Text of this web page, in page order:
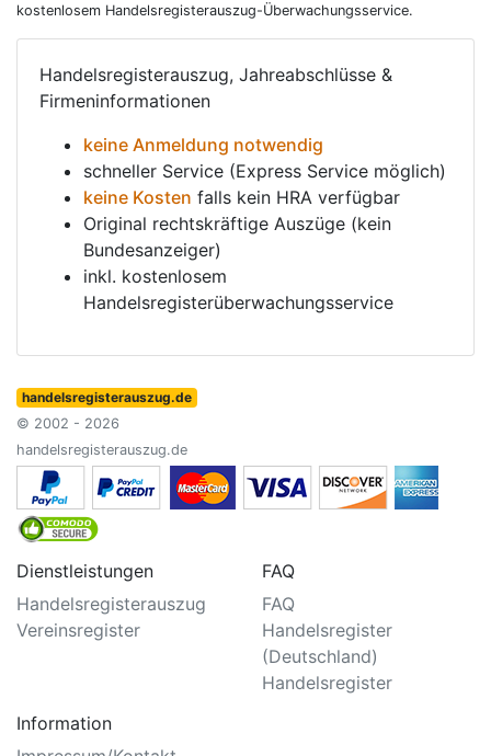
kostenlosem Handelsregisterauszug-Überwachungsservice.
Handelsregisterauszug, Jahreabschlüsse &
Firmeninformationen
keine Anmeldung notwendig
schneller Service (Express Service möglich)
keine Kosten falls kein HRA verfügbar
Original rechtskräftige Auszüge (kein
Bundesanzeiger)
inkl. kostenlosem
Handelsregisterüberwachungsservice
handelsregisterauszug.de
© 2002 - 2026
handelsregisterauszug.de
Dienstleistungen
Handelsregisterauszug
Vereinsregister
FAQ
FAQ
Handelsregister
(Deutschland)
Handelsregister
Information